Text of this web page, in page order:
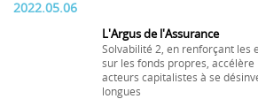
2022.05.06
L'Argus de l'Assurance
Solvabilité 2, en renforçant les
sur les fonds propres, accélère
acteurs capitalistes à se
longues